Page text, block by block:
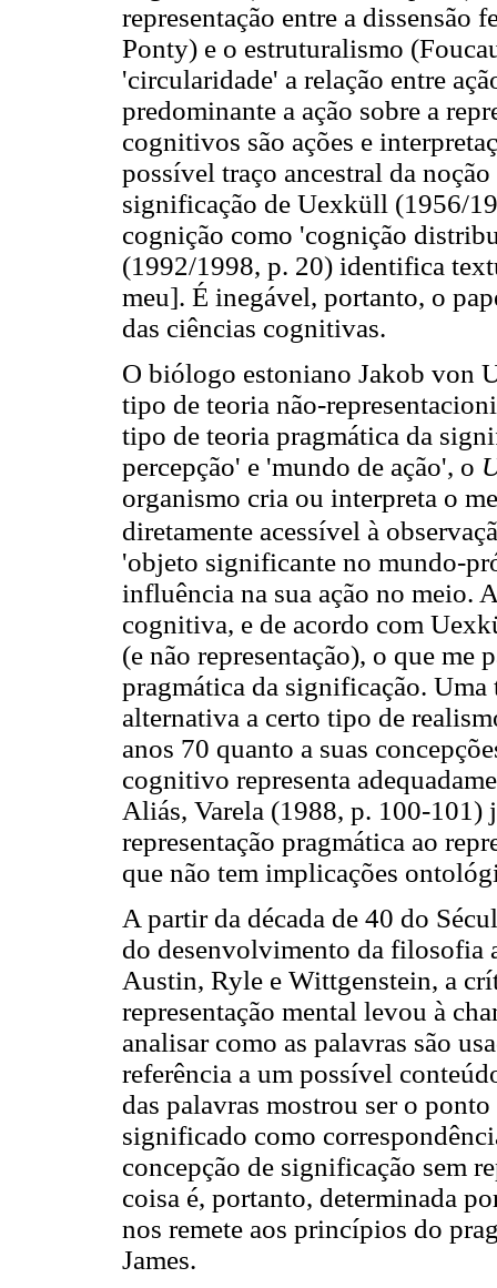
representação entre a dissensão
Ponty) e o estruturalismo
'circularidade' a relação entre
predominante a ação sobre a
cognitivos são ações e
possível traço ancestral da
significação de Uexküll (1956/
cognição como 'cognição
(1992/1998, p. 20) identifica
meu]. É inegável, portanto, o
das ciências cognitivas.
O biólogo estoniano Jakob von
tipo de teoria não-
tipo de teoria pragmática da
percepção' e 'mundo de ação', o
organismo cria ou interpreta o
diretamente acessível à
'objeto significante no mundo-
influência na sua ação no meio.
cognitiva, e de acordo com
(e não representação), o que me
pragmática da significação.
alternativa a certo tipo de
anos 70 quanto a suas
cognitivo representa
Aliás, Varela (1988, p. 100-101)
representação pragmática ao
que não tem implicações
A partir da década de 40 do
do desenvolvimento da filosofia
Austin, Ryle e Wittgenstein, a
representação mental levou à
analisar como as palavras são
referência a um possível
das palavras mostrou ser o
significado como
concepção de significação sem
coisa é, portanto, determinada
nos remete aos princípios do
James.